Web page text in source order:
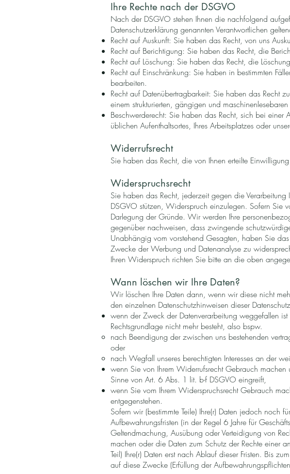
Ihre Rechte nach der DSGVO
Nach der DSGVO stehen Ihnen die nachfolgend
Datenschutzerklärung genannten Verantwortlichen
Recht auf Auskunft: Sie haben das Recht, von uns
Recht auf Berichtigung: Sie haben das Recht, die
Recht auf Löschung: Sie haben das Recht, die
Recht auf Einschränkung: Sie haben in bestimmten
bearbeiten.
Recht auf Datenübertragbarkeit: Sie haben das Recht
einem strukturierten, gängigen und maschinenlesebaren
Beschwerderecht: Sie haben das Recht, sich bei einer
üblichen Aufenthaltsortes, Ihres Arbeitsplatzes oder
Widerrufsrecht
Sie haben das Recht, die von Ihnen erteilte
Widerspruchsrecht
Sie haben das Recht, jederzeit gegen die
DSGVO stützen, Widerspruch einzulegen. Sofern Sie
Darlegung der Gründe. Wir werden Ihre
gegenüber nachweisen, dass zwingende
Unabhängig vom vorstehend Gesagten, haben Sie
Zwecke der Werbung und Datenanalyse zu
Ihren Widerspruch richten Sie bitte an die oben
Wann löschen wir Ihre Daten?
Wir löschen Ihre Daten dann, wenn wir diese nicht
den einzelnen Datenschutzhinweisen dieser
wenn der Zweck der Datenverarbeitung weggefallen
Rechtsgrundlage nicht mehr besteht, also bspw.
nach Beendigung der zwischen uns bestehenden
oder
nach Wegfall unseres berechtigten Interesses an der
wenn Sie von Ihrem Widerrufsrecht Gebrauch
Sinne von Art. 6 Abs. 1 lit. b-f DSGVO eingreift,
wenn Sie vom Ihrem Widerspruchsrecht Gebrauch
entgegenstehen.
Sofern wir (bestimmte Teile) Ihre(r) Daten jedoch noch
Aufbewahrungsfristen (in der Regel 6 Jahre für
Geltendmachung, Ausübung oder Verteidigung von
machen oder die Daten zum Schutz der Rechte einer
Teil) Ihre(r) Daten erst nach Ablauf dieser Fristen. Bis
auf diese Zwecke (Erfüllung der